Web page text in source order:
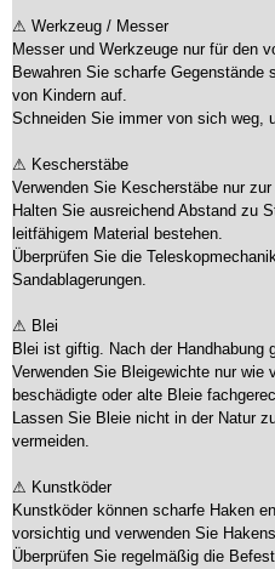
⚠ Werkzeug / Messer
Messer und Werkzeuge nur für den
Bewahren Sie scharfe Gegenstände
von Kindern auf.
Schneiden Sie immer von sich weg,
⚠ Kescherstäbe
Verwenden Sie Kescherstäbe nur
Halten Sie ausreichend Abstand zu
leitfähigem Material bestehen.
Überprüfen Sie die
Sandablagerungen.
⚠ Blei
Blei ist giftig. Nach der Handhabung
Verwenden Sie Bleigewichte nur wie
beschädigte oder alte Bleie
Lassen Sie Bleie nicht in der Natur
vermeiden.
⚠ Kunstköder
Kunstköder können scharfe Haken
vorsichtig und verwenden Sie
Überprüfen Sie regelmäßig die